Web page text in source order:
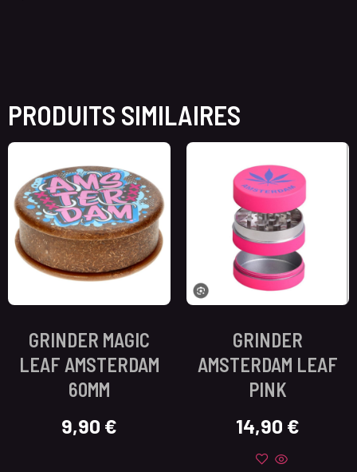
PRODUITS SIMILAIRES
GRINDER MAGIC
LEAF AMSTERDAM
60MM
9,90 €
GRINDER
AMSTERDAM LEAF
PINK
14,90 €